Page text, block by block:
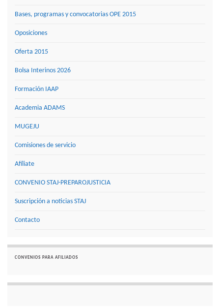
Bases, programas y convocatorias OPE 2015
Oposiciones
Oferta 2015
Bolsa Interinos 2026
Formación IAAP
Academia ADAMS
MUGEJU
Comisiones de servicio
Afíliate
CONVENIO STAJ-PREPAROJUSTICIA
Suscripción a noticias STAJ
Contacto
CONVENIOS PARA AFILIADOS